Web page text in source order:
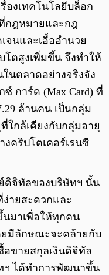
องเทคโนโลยีบล็อก
กฎหมายและกฎ
จนและเอื้ออำนวย
ตสูงเพิ่มขึ้น จึงทำให้
นตลาดอย่างจริงจัง
การ์ด (Max Card) ที่
ล้านคน เป็นกลุ่ม
ใกล้เคียงกับกลุ่มอายุ
คริปโตเคอร์เรนซี
ดิจิทัลของบริษัทฯ นั้น
ายสะดวกและ
มาเพื่อให้ทุกคน
ยมีลักษณะจะคล้ายกับ
อขายสกุลเงินดิจิทัล
ฯ ได้ทำการพัฒนาขึ้น